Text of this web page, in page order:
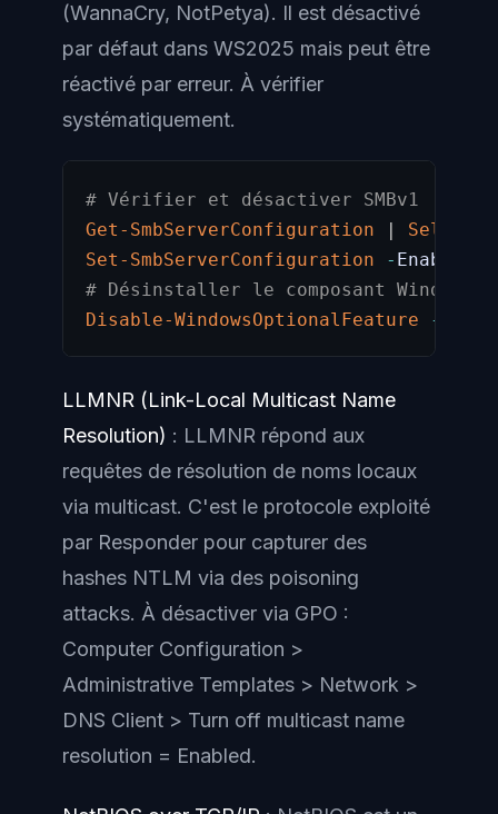
(WannaCry, NotPetya). Il est désactivé
par défaut dans WS2025 mais peut être
réactivé par erreur. À vérifier
systématiquement.
# Vérifier et désactiver SMBv1
Get-SmbServerConfiguration
|
Select-
Set-SmbServerConfiguration
-
# Désinstaller le composant Windows
Disable-WindowsOptionalFeature
-
LLMNR (Link-Local Multicast Name
Resolution) : LLMNR répond aux
requêtes de résolution de noms locaux
via multicast. C'est le protocole exploité
par Responder pour capturer des
hashes NTLM via des poisoning
attacks. À désactiver via GPO :
Computer Configuration >
Administrative Templates > Network >
DNS Client > Turn off multicast name
resolution = Enabled.